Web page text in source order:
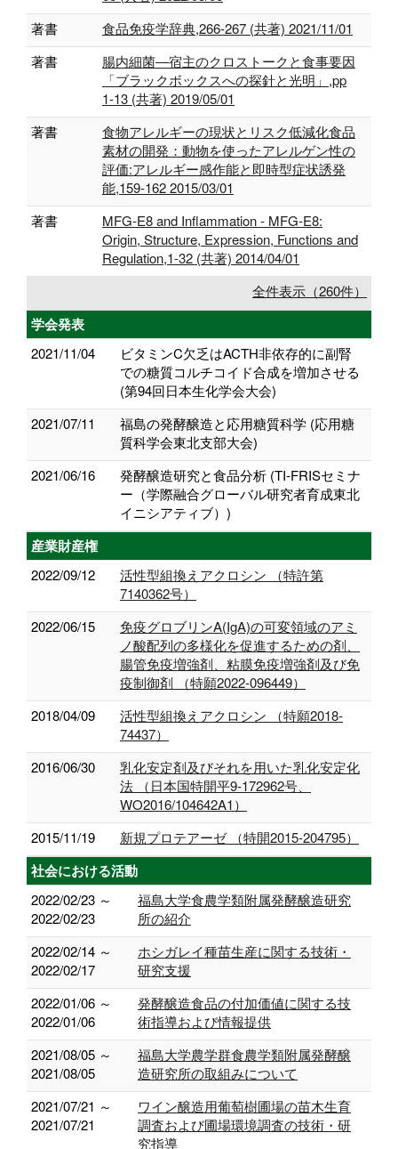
著書
食品免疫学辞典,266-267 (共著) 2021/11/01
著書
腸内細菌―宿主のクロストークと食事要因
「ブラックボックスへの探針と光明」,pp
1-13 (共著) 2019/05/01
著書
食物アレルギーの現状とリスク低減化食品
素材の開発：動物を使ったアレルゲン性の
評価:アレルギー感作能と即時型症状誘発
能,159-162 2015/03/01
著書
MFG-E8 and Inflammation - MFG-E8:
Origin, Structure, Expression, Functions and
Regulation,1-32 (共著) 2014/04/01
全件表示（260件）
学会発表
2021/11/04
ビタミンC欠乏はACTH非依存的に副腎
での糖質コルチコイド合成を増加させる
(第94回日本生化学会大会)
2021/07/11
福島の発酵醸造と応用糖質科学 (応用糖
質科学会東北支部大会)
2021/06/16
発酵醸造研究と食品分析 (TI-FRISセミナ
ー（学際融合グローバル研究者育成東北
イニシアティブ）)
産業財産権
2022/09/12
活性型組換えアクロシン （特許第
7140362号）
2022/06/15
免疫グロブリンA(IgA)の可変領域のアミ
ノ酸配列の多様化を促進するための剤、
腸管免疫増強剤、粘膜免疫増強剤及び免
疫制御剤 （特願2022-096449）
2018/04/09
活性型組換えアクロシン （特願2018-
74437）
2016/06/30
乳化安定剤及びそれを用いた乳化安定化
法 （日本国特開平9-172962号、
WO2016/104642A1）
2015/11/19
新規プロテアーゼ （特開2015-204795）
社会における活動
2022/02/23 ～
2022/02/23
福島大学食農学類附属発酵醸造研究
所の紹介
2022/02/14 ～
2022/02/17
ホシガレイ種苗生産に関する技術・
研究支援
2022/01/06 ～
2022/01/06
発酵醸造食品の付加価値に関する技
術指導および情報提供
2021/08/05 ～
2021/08/05
福島大学農学群食農学類附属発酵醸
造研究所の取組みについて
2021/07/21 ～
2021/07/21
ワイン醸造用葡萄樹圃場の苗木生育
調査および圃場環境調査の技術・研
究指導